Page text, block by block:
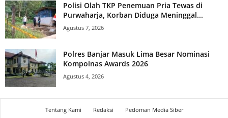
Polisi Olah TKP Penemuan Pria Tewas di
Purwaharja, Korban Diduga Meninggal...
Agustus 7, 2026
Polres Banjar Masuk Lima Besar Nominasi
Kompolnas Awards 2026
Agustus 4, 2026
Tentang Kami Redaksi Pedoman Media Siber